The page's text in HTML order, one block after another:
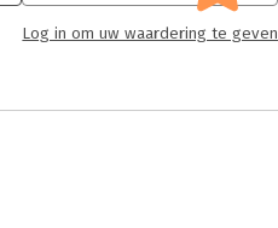
Log in om uw waardering te geven